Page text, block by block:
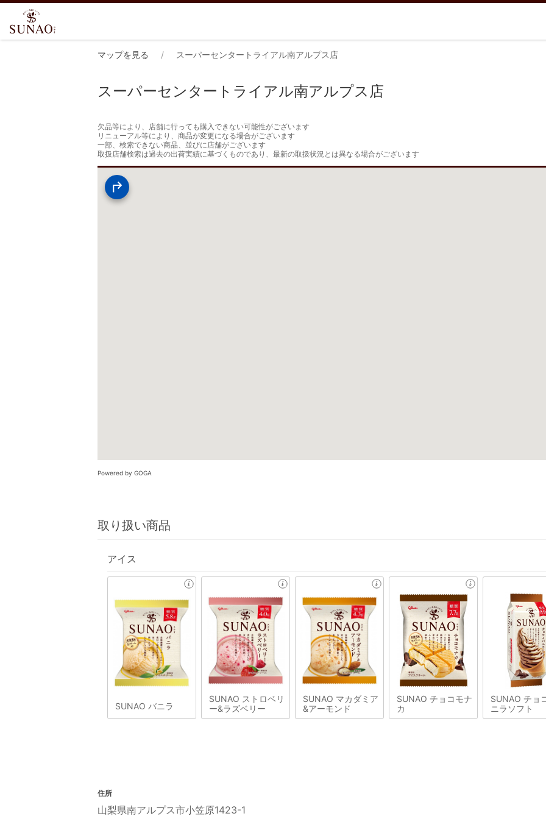
マップを見る スーパーセンタートライアル南アルプス店
スーパーセンタートライアル南アルプス店
欠品等により、店舗に行っても購入できない可能性がございます
リニューアル等により、商品が変更になる場合がございます
一部、検索できない商品、並びに店舗がございます
取扱店舗検索は過去の出荷実績に基づくものであり、最新の取扱状況とは異なる場合がございます
Powered by GOGA
取り扱い商品
アイス
SUNAO バニラ
SUNAO ストロベリ
ー&ラズベリー
SUNAO マカダミア
&アーモンド
SUNAO チョコモナ
カ
SUNAO チョ
ニラソフト
住所
山梨県南アルプス市小笠原1423-1